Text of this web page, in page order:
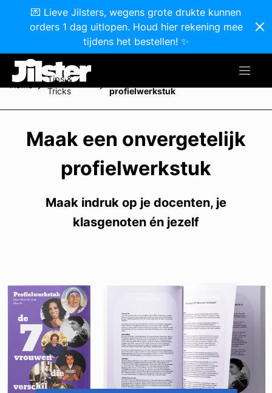
💌 Lieve Jilsters, wegens grote drukte kunnen
orders 1 dag uitlopen. Houd hier rekening mee
tijdens het bestellen! ✨
Home
Tips &
Tricks
profielwerkstuk
Maak een onvergetelijk
profielwerkstuk
Maak indruk op je docenten, je
klasgenoten én jezelf